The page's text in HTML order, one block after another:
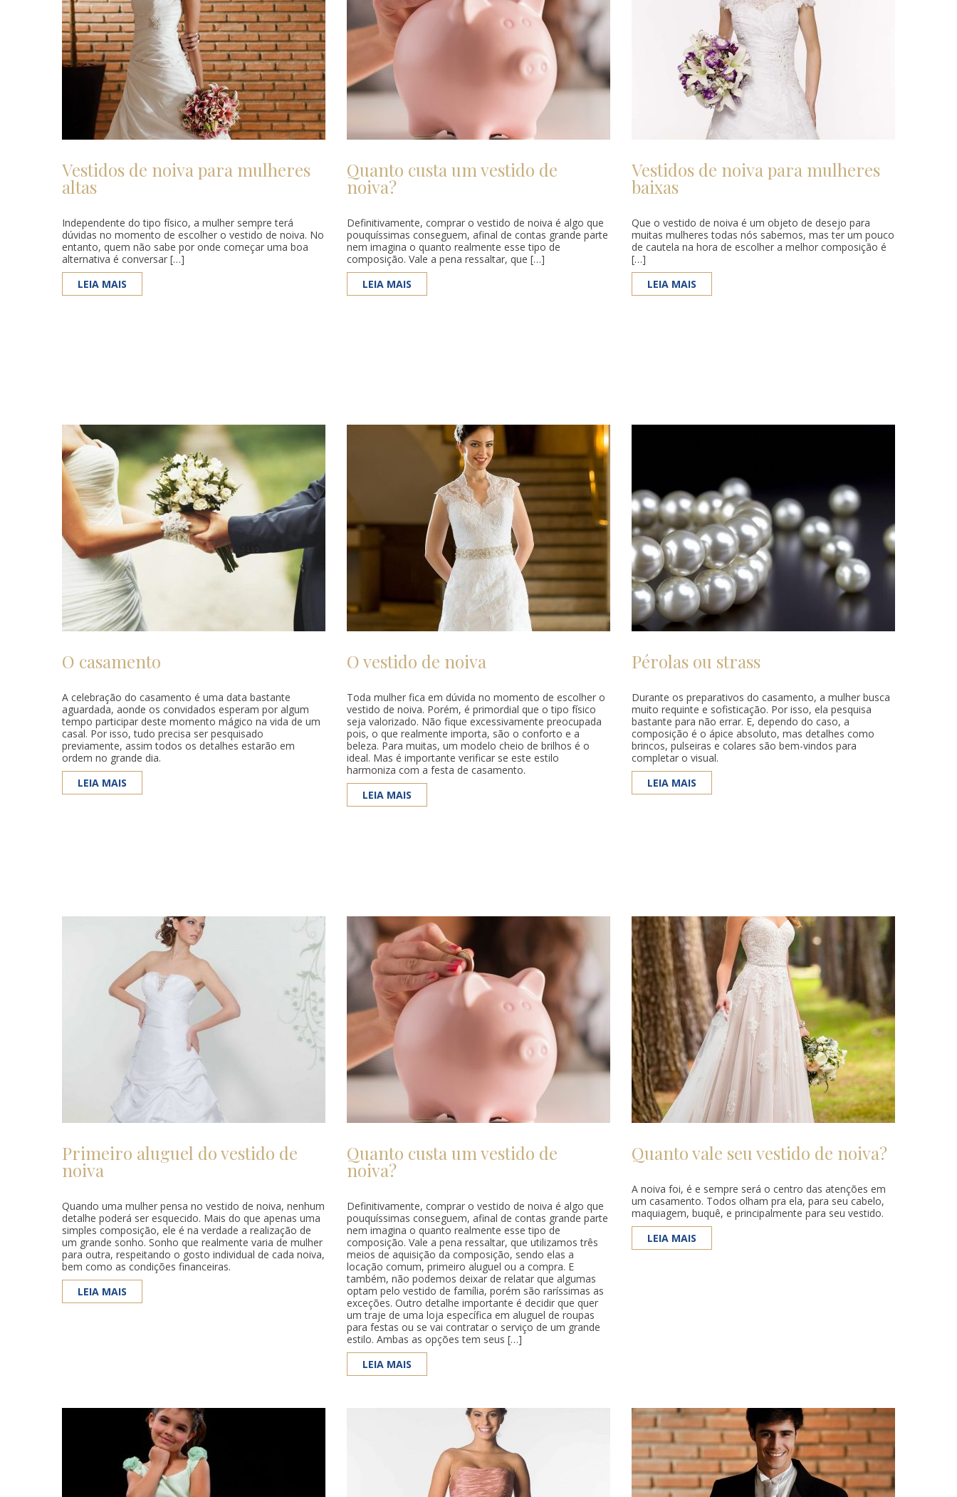
Vestidos de noiva para mulheres
altas
Independente do tipo físico, a mulher sempre terá
dúvidas no momento de escolher o vestido de noiva. No
entanto, quem não sabe por onde começar uma boa
alternativa é conversar […]
LEIA MAIS
Quanto custa um vestido de
noiva?
Definitivamente, comprar o vestido de noiva é algo que
pouquíssimas conseguem, afinal de contas grande parte
nem imagina o quanto realmente esse tipo de
composição. Vale a pena ressaltar, que […]
LEIA MAIS
Vestidos de noiva para mulheres
baixas
Que o vestido de noiva é um objeto de desejo para
muitas mulheres todas nós sabemos, mas ter um pouco
de cautela na hora de escolher a melhor composição é
[…]
LEIA MAIS
O casamento
A celebração do casamento é uma data bastante
aguardada, aonde os convidados esperam por algum
tempo participar deste momento mágico na vida de um
casal. Por isso, tudo precisa ser pesquisado
previamente, assim todos os detalhes estarão em
ordem no grande dia.
LEIA MAIS
O vestido de noiva
Toda mulher fica em dúvida no momento de escolher o
vestido de noiva. Porém, é primordial que o tipo físico
seja valorizado. Não fique excessivamente preocupada
pois, o que realmente importa, são o conforto e a
beleza. Para muitas, um modelo cheio de brilhos é o
ideal. Mas é importante verificar se este estilo
harmoniza com a festa de casamento.
LEIA MAIS
Pérolas ou strass
Durante os preparativos do casamento, a mulher busca
muito requinte e sofisticação. Por isso, ela pesquisa
bastante para não errar. E, dependo do caso, a
composição é o ápice absoluto, mas detalhes como
brincos, pulseiras e colares são bem-vindos para
completar o visual.
LEIA MAIS
Primeiro aluguel do vestido de
noiva
Quando uma mulher pensa no vestido de noiva, nenhum
detalhe poderá ser esquecido. Mais do que apenas uma
simples composição, ele é na verdade a realização de
um grande sonho. Sonho que realmente varia de mulher
para outra, respeitando o gosto individual de cada noiva,
bem como as condições financeiras.
LEIA MAIS
Quanto custa um vestido de
noiva?
Definitivamente, comprar o vestido de noiva é algo que
pouquíssimas conseguem, afinal de contas grande parte
nem imagina o quanto realmente esse tipo de
composição. Vale a pena ressaltar, que utilizamos três
meios de aquisição da composição, sendo elas a
locação comum, primeiro aluguel ou a compra. E
também, não podemos deixar de relatar que algumas
optam pelo vestido de família, porém são raríssimas as
exceções. Outro detalhe importante é decidir que quer
um traje de uma loja específica em aluguel de roupas
para festas ou se vai contratar o serviço de um grande
estilo. Ambas as opções tem seus […]
LEIA MAIS
Quanto vale seu vestido de noiva?
A noiva foi, é e sempre será o centro das atenções em
um casamento. Todos olham pra ela, para seu cabelo,
maquiagem, buquê, e principalmente para seu vestido.
LEIA MAIS